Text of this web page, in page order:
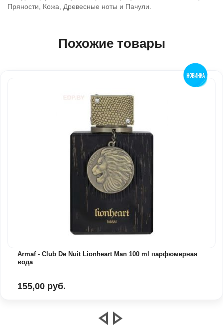
Пряности, Кожа, Древесные ноты и Пачули.
Похожие товары
Armaf - Club De Nuit Lionheart Man 100 ml парфюмерная
вода
155,00 руб.